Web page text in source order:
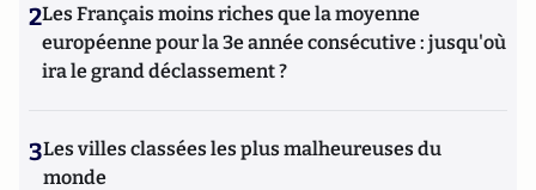
2Les Français moins riches que la moyenne
européenne pour la 3e année consécutive : jusqu'où
ira le grand déclassement ?
3Les villes classées les plus malheureuses du
monde